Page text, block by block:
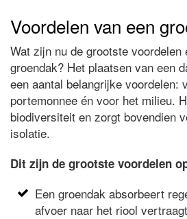
Voordelen van een
Wat zijn nu de grootste voordelen
groendak? Het plaatsen van een
een aantal belangrijke voordelen:
portemonnee én voor het milieu.
biodiversiteit en zorgt bovendien
isolatie.
Dit zijn de grootste voordelen
Een groendak absorbeert
afvoer naar het riool